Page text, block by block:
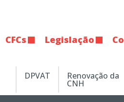
CFCs Legislação
DPVAT Renovação da
CNH